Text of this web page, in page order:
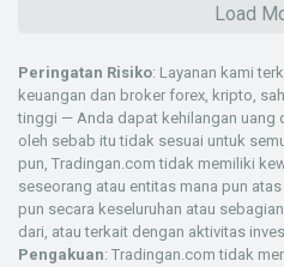
Load
Peringatan Risiko: Layanan kami
keuangan dan broker forex, kripto,
tinggi — Anda dapat kehilangan uang
oleh sebab itu tidak sesuai untuk
pun, Tradingan.com tidak memiliki
seseorang atau entitas mana pun
pun secara keseluruhan atau
dari, atau terkait dengan aktivitas
Pengakuan: Tradingan.com tidak